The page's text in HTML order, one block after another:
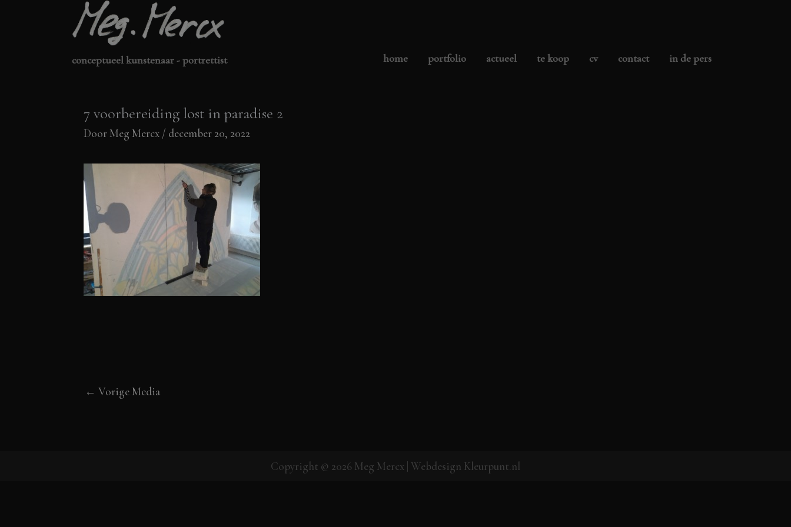
conceptueel kunstenaar - portrettist home portfolio actueel te koop cv contact in de pers
7 voorbereiding lost in paradise 2
Door Meg Mercx / december 20, 2022
← Vorige Media
Copyright © 2026 Meg Mercx | Webdesign Kleurpunt.nl